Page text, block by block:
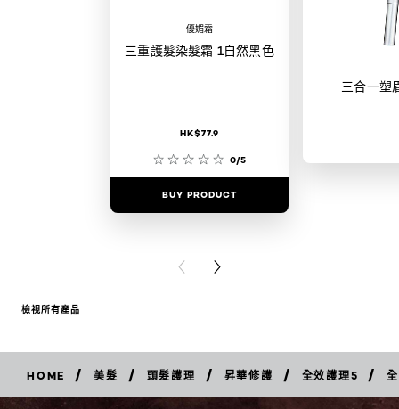
優媚霜
三重護髮染髮霜 1自然黑色
HK$77.9
0/5
BUY PRODUCT
三合一塑
PREVIOUS CARD
NEXT CARD
檢視所有產品
HOME / 美髮 / 頭髮護理 / 昇華修護 / 全效護理5 /